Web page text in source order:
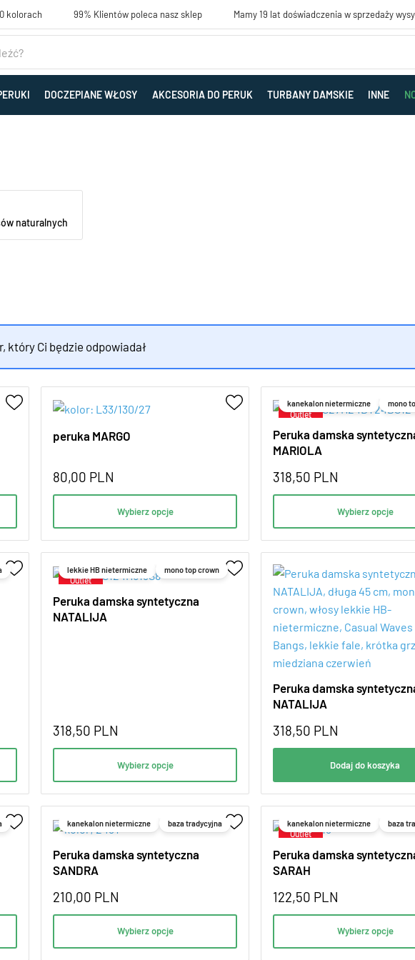
kolorach 99% Klientów poleca nasz sklep Mamy 19 lat doświadczenia w sprzedaży
DOCZEPIANE WŁOSY AKCESORIA DO PERUK TURBANY DAMSKIE INNE
naturalnych
który Ci będzie odpowiadał
peruka MARGO
80,00 PLN
Wybierz opcje
kanekalon nietermiczne mono
Peruka damska
MARIOLA
318,50 PLN
Wybierz opcje
lekkie HB nietermiczne mono top crown
Peruka damska syntetyczna
NATALIJA
318,50 PLN
Wybierz opcje
Peruka damska
NATALIJA
318,50 PLN
Dodaj do koszyka
kanekalon nietermiczne baza tradycyjna
Peruka damska syntetyczna
SANDRA
210,00 PLN
Wybierz opcje
kanekalon nietermiczne baza
Peruka damska
SARAH
122,50 PLN
Wybierz opcje